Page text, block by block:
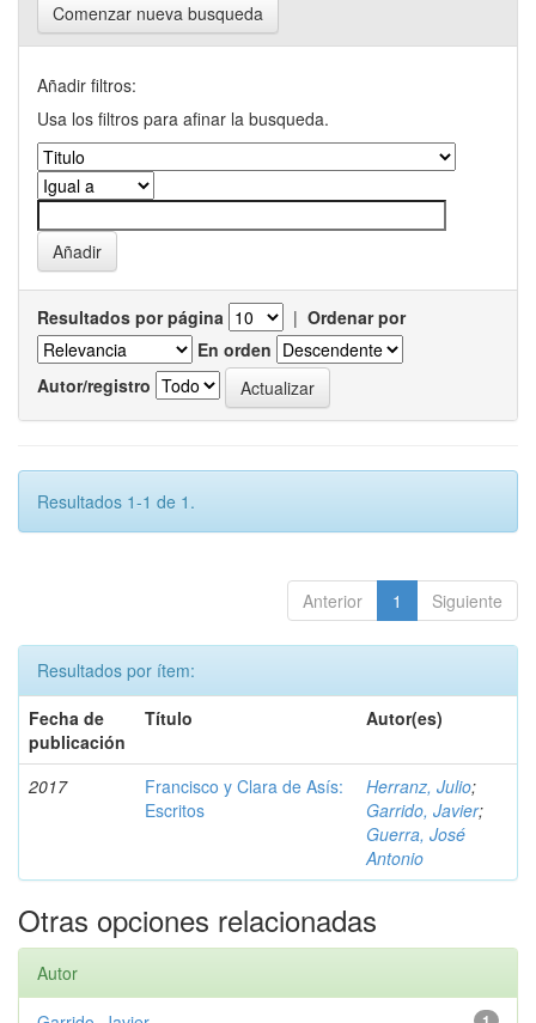
Comenzar nueva busqueda
Añadir filtros:
Usa los filtros para afinar la busqueda.
Resultados por página | Ordenar por
En orden
Autor/registro
Resultados 1-1 de 1.
Anterior 1 Siguiente
Resultados por ítem:
Fecha de
publicación
Título Autor(es)
2017
Francisco y Clara de Asís:
Escritos
Herranz, Julio;
Garrido, Javier;
Guerra, José
Antonio
Otras opciones relacionadas
Autor